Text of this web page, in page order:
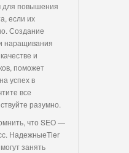
повышения
если их
Создание
наращивания
и
поможет
успех в
все
разумно.
что SEO —
НадежныеTier
занять